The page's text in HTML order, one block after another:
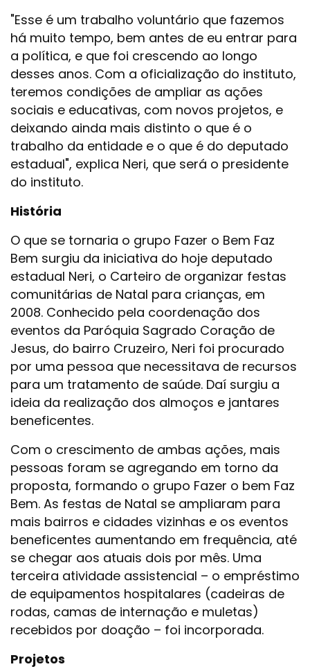
"Esse é um trabalho voluntário que fazemos
há muito tempo, bem antes de eu entrar para
a política, e que foi crescendo ao longo
desses anos. Com a oficialização do instituto,
teremos condições de ampliar as ações
sociais e educativas, com novos projetos, e
deixando ainda mais distinto o que é o
trabalho da entidade e o que é do deputado
estadual", explica Neri, que será o presidente
do instituto.
História
O que se tornaria o grupo Fazer o Bem Faz
Bem surgiu da iniciativa do hoje deputado
estadual Neri, o Carteiro de organizar festas
comunitárias de Natal para crianças, em
2008. Conhecido pela coordenação dos
eventos da Paróquia Sagrado Coração de
Jesus, do bairro Cruzeiro, Neri foi procurado
por uma pessoa que necessitava de recursos
para um tratamento de saúde. Daí surgiu a
ideia da realização dos almoços e jantares
beneficentes.
Com o crescimento de ambas ações, mais
pessoas foram se agregando em torno da
proposta, formando o grupo Fazer o bem Faz
Bem. As festas de Natal se ampliaram para
mais bairros e cidades vizinhas e os eventos
beneficentes aumentando em frequência, até
se chegar aos atuais dois por mês. Uma
terceira atividade assistencial – o empréstimo
de equipamentos hospitalares (cadeiras de
rodas, camas de internação e muletas)
recebidos por doação – foi incorporada.
Projetos